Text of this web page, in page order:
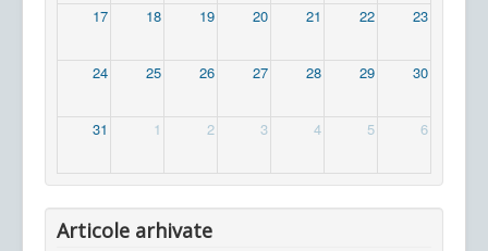
17 18 19 20 21 22 23
24 25 26 27 28 29 30
31 1 2 3 4 5 6
Articole arhivate